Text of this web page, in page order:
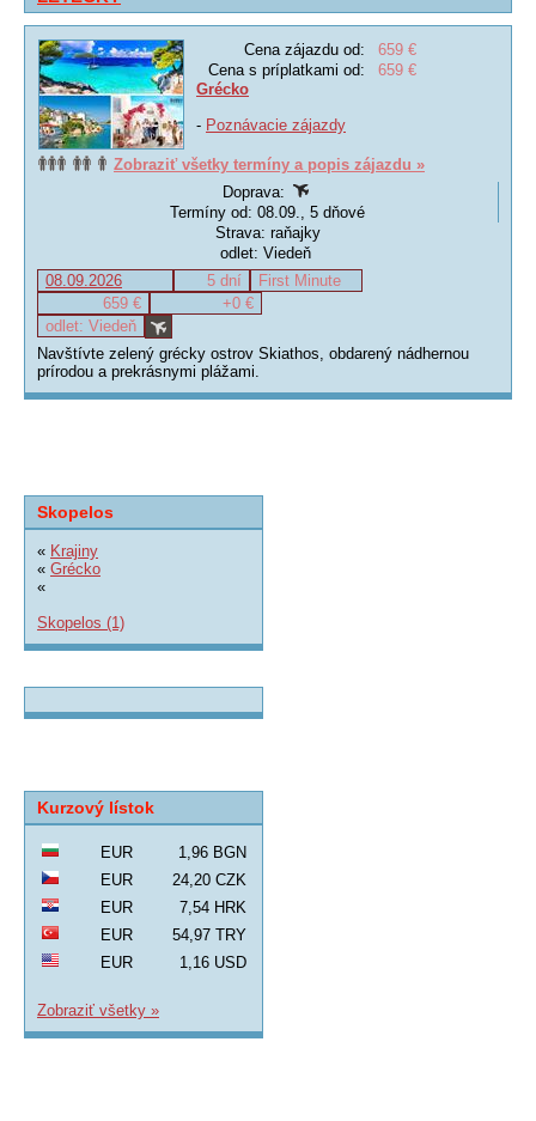
Cena zájazdu od:
659 €
Cena s príplatkami od:
659 €
Grécko
- Poznávacie zájazdy
Zobraziť všetky termíny a popis zájazdu »
Doprava:
Termíny od: 08.09., 5 dňové
Strava: raňajky
odlet: Viedeň
08.09.2026
5 dní
First Minute
659 €
+0 €
odlet: Viedeň
Navštívte zelený grécky ostrov Skiathos, obdarený nádhernou
prírodou a prekrásnymi plážami.
Skopelos
« Krajiny
« Grécko
«
Skopelos (1)
Kurzový lístok
EUR
1,96 BGN
EUR
24,20 CZK
EUR
7,54 HRK
EUR
54,97 TRY
EUR
1,16 USD
Zobraziť všetky »